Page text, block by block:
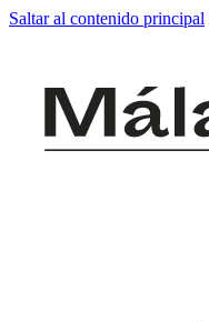
Saltar al contenido principal